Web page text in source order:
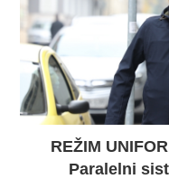
REŽIM
Paralelni